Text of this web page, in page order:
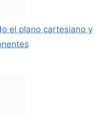
el plano cartesiano y